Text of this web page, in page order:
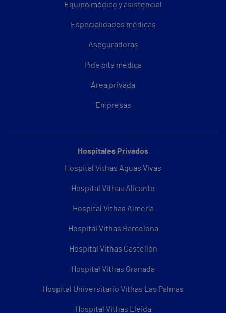
Equipo médico y asistencial
Especialidades médicas
Aseguradoras
Pide cita médica
Área privada
Empresas
Hospitales Privados
Hospital Vithas Aguas Vivas
Hospital Vithas Alicante
Hospital Vithas Almería
Hospital Vithas Barcelona
Hospital Vithas Castellón
Hospital Vithas Granada
Hospital Universitario Vithas Las Palmas
Hospital Vithas Lleida